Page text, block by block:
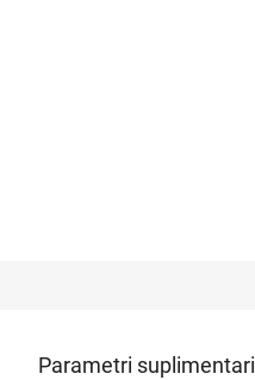
Parametri suplimentari